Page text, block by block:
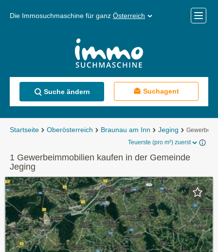
Die Immosuchmaschine für ganz Österreich
Menü
Suche ändern Suchagent
Startseite Oberösterreich Braunau am Inn Jeging
Teuerste (pro m²) zuerst
1 Gewerbeimmobilien kaufen in der Gemeinde
Jeging